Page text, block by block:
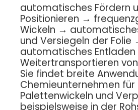
automatisches Fördern
Positionieren →
Wickeln →
und Versiegeln der Folie
automatisches Entladen
Weitertransportieren
Sie findet breite
Chemieunternehmen für
Palettenwickeln und
beispielsweise in der